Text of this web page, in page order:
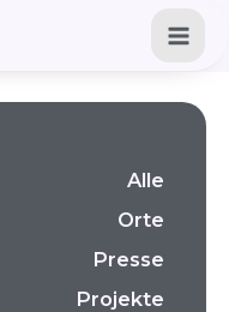
Alle
Orte
Presse
Projekte